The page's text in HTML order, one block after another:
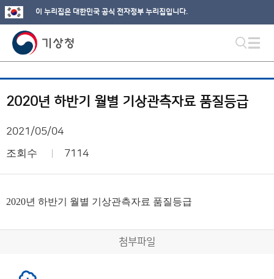
이 누리집은 대한민국 공식 전자정부 누리집입니다.
2020년 하반기 월별 기상관측자료 품질등급
2021/05/04
조회수 7114
2020년 하반기 월별 기상관측자료 품질등급
첨부파일